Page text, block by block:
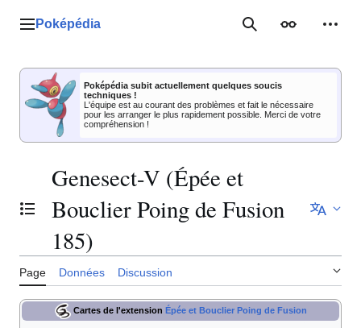
Menu principal
Poképédia RechercherApparence
Poképédia subit actuellement quelques soucis
techniques !
L'équipe est au courant des problèmes et fait le nécessaire
pour les arranger le plus rapidement possible. Merci de votre
compréhension !
Basculer la table des matières
Genesect-V (Épée et
Bouclier Poing de Fusion
185)
Page Données Discussion
Cartes de l'extension Épée et Bouclier Poing de Fusion